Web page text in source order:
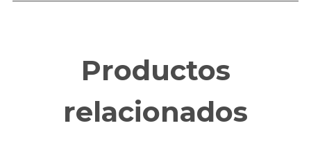
Productos
relacionados